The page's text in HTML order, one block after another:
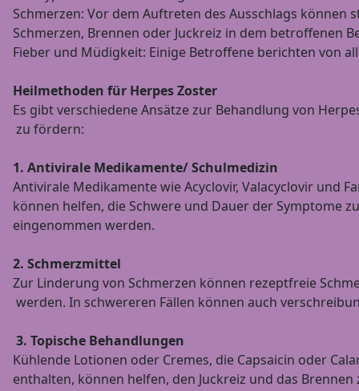
Schmerzen: Vor dem Auftreten des Ausschlags können
Schmerzen, Brennen oder Juckreiz in dem betroffenen
Fieber und Müdigkeit: Einige Betroffene berichten von
Heilmethoden für Herpes Zoster
Es gibt verschiedene Ansätze zur Behandlung von
zu fördern:
1. Antivirale Medikamente/ Schulmedizin
Antivirale Medikamente wie Acyclovir, Valacyclovir und
können helfen, die Schwere und Dauer der Symptome
eingenommen werden.
2. Schmerzmittel
Zur Linderung von Schmerzen können rezeptfreie
werden. In schwereren Fällen können auch
3. Topische Behandlungen
Kühlende Lotionen oder Cremes, die Capsaicin oder
enthalten, können helfen, den Juckreiz und das Brennen